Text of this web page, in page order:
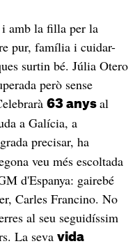
amb la filla per la
pur, família i cuidar-
surtin bé. Júlia Otero
però sense
63 anys al
a Galícia, a
precisar, ha
veu més escoltada
d'Espanya: gairebé
Carles Francino. No
al seu seguidíssim
La seva vida